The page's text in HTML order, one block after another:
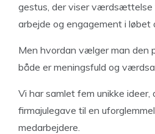
gestus, der viser værdsættelse
arbejde og engagement i løbet
Men hvordan vælger man den
både er meningsfuld og
Vi har samlet fem unikke ideer,
firmajulegave til en
medarbejdere.